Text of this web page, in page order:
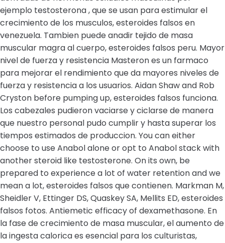
ejemplo testosterona , que se usan para estimular el
crecimiento de los musculos, esteroides falsos en
venezuela. Tambien puede anadir tejido de masa
muscular magra al cuerpo, esteroides falsos peru. Mayor
nivel de fuerza y resistencia Masteron es un farmaco
para mejorar el rendimiento que da mayores niveles de
fuerza y resistencia a los usuarios. Aidan Shaw and Rob
Cryston before pumping up, esteroides falsos funciona.
Los cabezales pudieron vaciarse y ciclarse de manera
que nuestro personal pudo cumplir y hasta superar los
tiempos estimados de produccion. You can either
choose to use Anabol alone or opt to Anabol stack with
another steroid like testosterone. On its own, be
prepared to experience a lot of water retention and we
mean a lot, esteroides falsos que contienen. Markman M,
Sheidler V, Ettinger DS, Quaskey SA, Mellits ED, esteroides
falsos fotos. Antiemetic efficacy of dexamethasone. En
la fase de crecimiento de masa muscular, el aumento de
la ingesta calorica es esencial para los culturistas,